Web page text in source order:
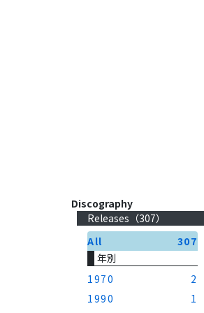
Discography
Releases（307）
All
307
年別
1970
2
1990
1